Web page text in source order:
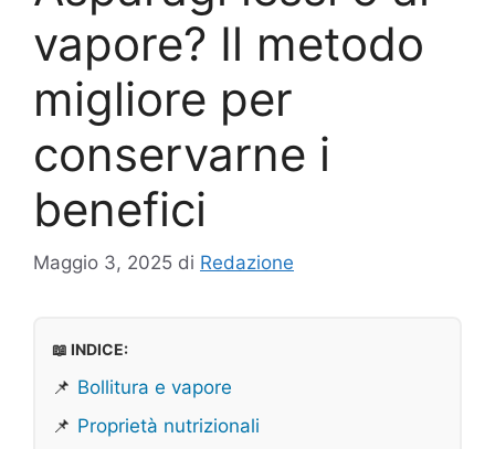
vapore? Il metodo
migliore per
conservarne i
benefici
Maggio 3, 2025 di Redazione
📖 INDICE:
📌 Bollitura e vapore
📌 Proprietà nutrizionali